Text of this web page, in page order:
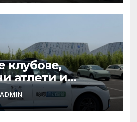
клубове,
атлети и
имат
подкрепа
я осигурим
ADMIN